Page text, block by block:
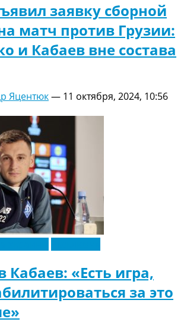
заявку сборной
матч против Грузии:
и Кабаев вне состава
Яцентюк— 11 октября, 2024, 10:56
Кабаев: «Есть игра,
за это